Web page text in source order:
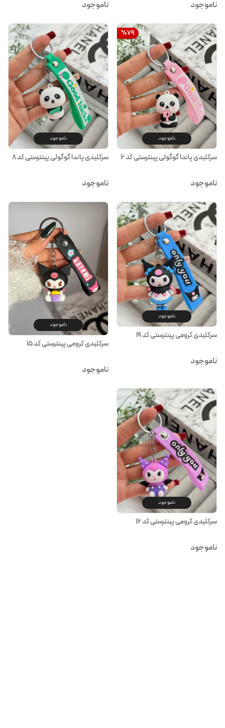
ناموجود ناموجود
%79
ناموجود
سرکلیدی پاندا گوگولی پینترستی کد ۶
ناموجود
ناموجود
سرکلیدی پاندا گوگولی پینترستی کد ۸
ناموجود
ناموجود
سرکلیدی کرومی پینترستی کد ۱۹
ناموجود
ناموجود
سرکلیدی کرومی پینترستی کد ۱۵
ناموجود
ناموجود
سرکلیدی کرومی پینترستی کد ۱۶
ناموجود